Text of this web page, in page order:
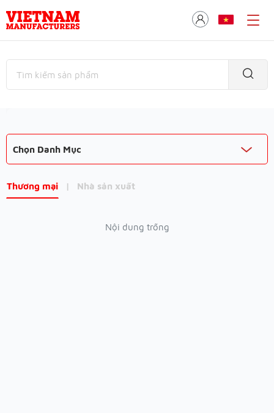
Chọn Danh Mục
Thương mại | Nhà sản xuất
Nội dung trống